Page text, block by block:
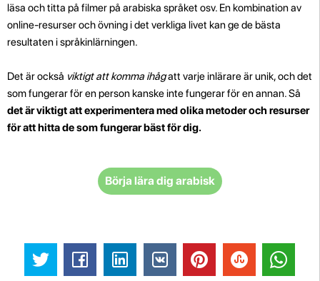
läsa och titta på filmer på arabiska språket osv. En kombination av
online-resurser och övning i det verkliga livet kan ge de bästa
resultaten i språkinlärningen.
Det är också viktigt att komma ihågatt varje inlärare är unik, och det
som fungerar för en person kanske inte fungerar för en annan. Så
det är viktigt att experimentera med olika metoder och resurser
för att hitta de som fungerar bäst för dig.
Börja lära dig arabisk